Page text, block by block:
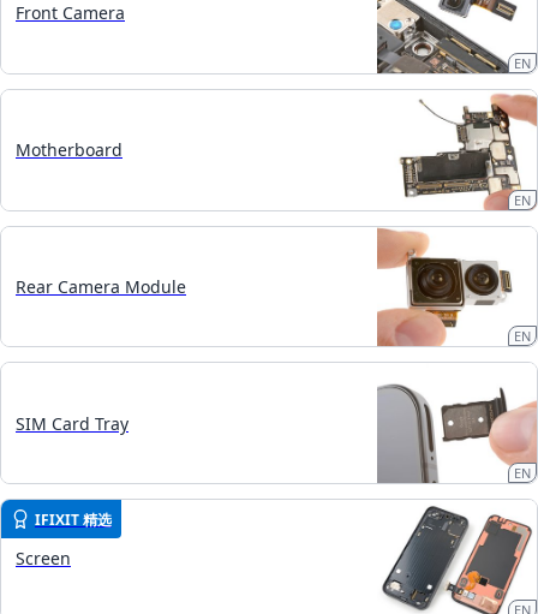
Front Camera
EN
Motherboard
EN
Rear Camera Module
EN
SIM Card Tray
EN
IFIXIT 精选
Screen
EN